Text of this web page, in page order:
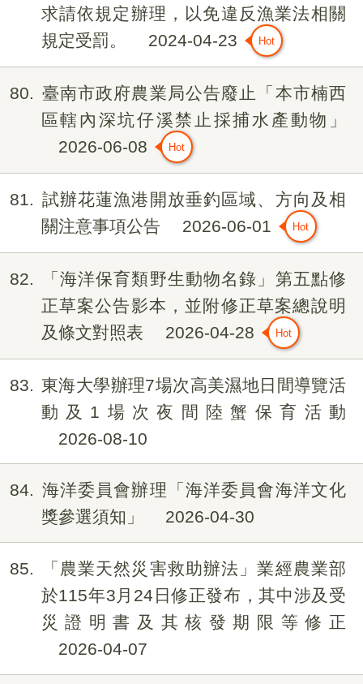
求請依規定辦理，以免違反漁業法相關
規定受罰。
2024-04-23
80
臺南市政府農業局公告廢止「本市楠西
區轄內深坑仔溪禁止採捕水產動物」
2026-06-08
81
試辦花蓮漁港開放垂釣區域、方向及相
關注意事項公告
2026-06-01
82
「海洋保育類野生動物名錄」第五點修
正草案公告影本，並附修正草案總說明
及條文對照表
2026-04-28
83
東海大學辦理7場次高美濕地日間導覽活
動及1場次夜間陸蟹保育活動
2026-08-10
84
海洋委員會辦理「海洋委員會海洋文化
獎參選須知」
2026-04-30
85
「農業天然災害救助辦法」業經農業部
於115年3月24日修正發布，其中涉及受
災證明書及其核發期限等修正
2026-04-07